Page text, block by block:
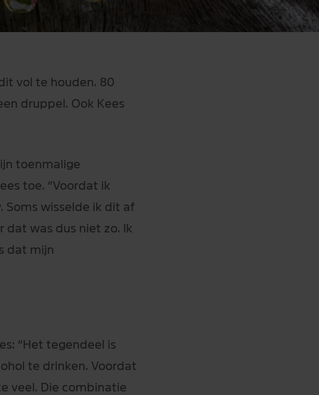
vol te houden. 80
druppel. Ook Kees
toenmalige
toe. “Voordat ik
Soms wisselde ik dit af
dat was dus niet zo. Ik
dat mijn
“Het tegendeel is
te drinken. Voordat
veel. Die combinatie